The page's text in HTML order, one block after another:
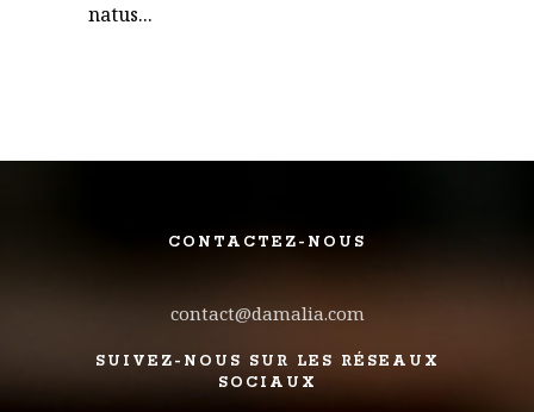
natus...
CONTACTEZ-NOUS
contact@damalia.com
SUIVEZ-NOUS SUR LES RÉSEAUX
SOCIAUX